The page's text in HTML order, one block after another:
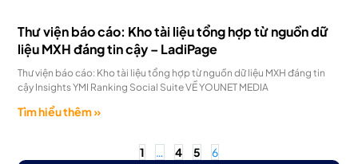
Thư viện báo cáo: Kho tài liệu tổng hợp từ nguồn dữ
liệu MXH đáng tin cậy – LadiPage
Thư viện báo cáo: Kho tài liệu tổng hợp từ nguồn dữ liệu MXH đáng tin
cậy Insights YMI Ranking Social Suite VỀ YOUNET MEDIA
Tìm hiểu thêm »
1 … 4 5 6